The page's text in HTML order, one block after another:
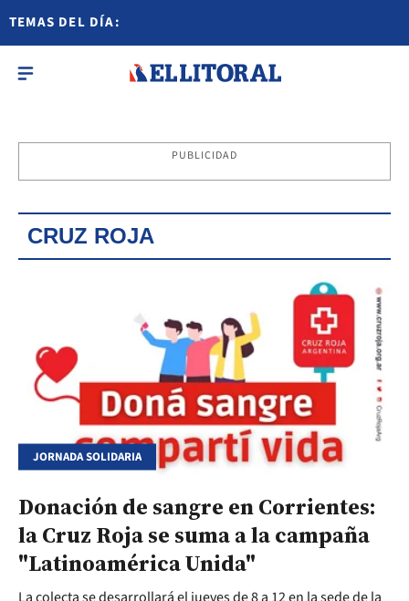
TEMAS DEL DÍA:
PUBLICIDAD
CRUZ ROJA
JORNADA SOLIDARIA
Donación de sangre en Corrientes:
la Cruz Roja se suma a la campaña
"Latinoamérica Unida"